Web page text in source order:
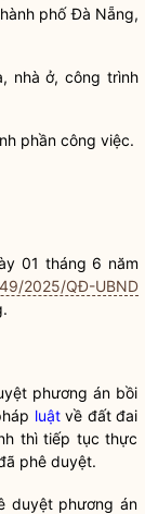
phố Đà Nẵng,
nhà ở, công trình
phần công việc.
01 tháng 6 năm
2025/QĐ-UBND
phương án bồi
luậtvề đất đai
thì tiếp tục thực
phê duyệt.
duyệt phương án